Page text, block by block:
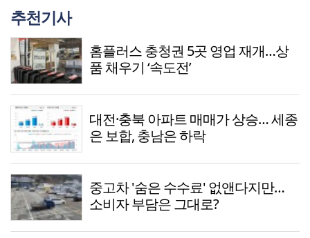
추천기사
홈플러스 충청권 5곳 영업 재개…상
품 채우기 ‘속도전’
대전·충북 아파트 매매가 상승… 세종
은 보합, 충남은 하락
중고차 '숨은 수수료' 없앤다지만…
소비자 부담은 그대로?